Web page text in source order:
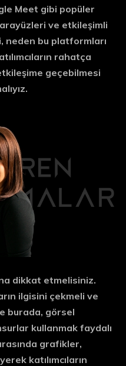
Meet gibi popüler
ve etkileşimli
neden bu platformları
rahatça
geçebilmesi
dikkat etmelisiniz.
ilgisini çekmeli ve
burada, görsel
kullanmak faydalı
grafikler,
katılımcıların